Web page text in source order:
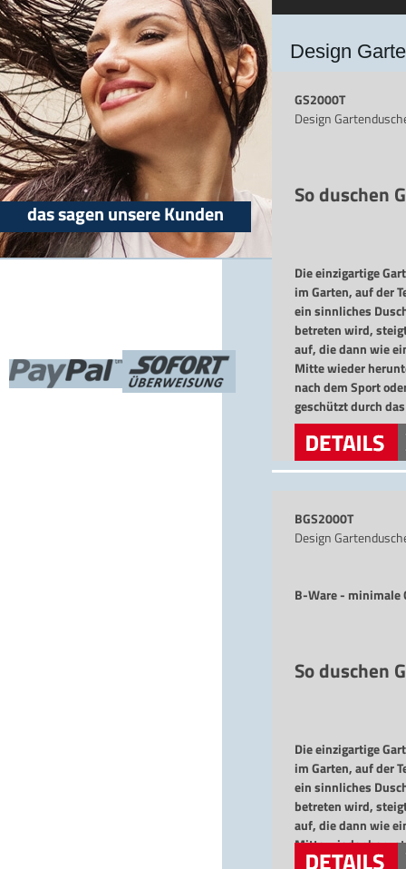
Design
GS2000T
Design
So duschen
Die einzigartige
im Garten, auf der
ein sinnliches
betreten wird,
auf, die dann wie
Mitte wieder
nach dem Sport
geschützt durch
BGS2000T
Design
B-Ware - minimale
So duschen
Die einzigartige
im Garten, auf der
ein sinnliches
betreten wird,
auf, die dann wie
Mitte wieder
nach dem Sport
das sagen unsere Kunden